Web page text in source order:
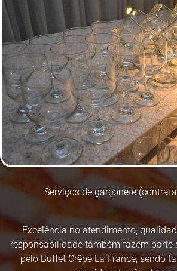
Serviços de garçonete
Excelência no atendimento,
responsabilidade também fazem parte
pelo Buffet Crêpe La France, sendo